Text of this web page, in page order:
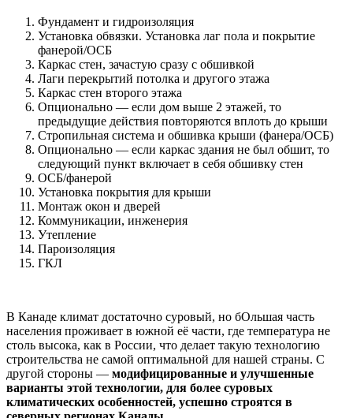
Фундамент и гидроизоляция
Установка обвязки. Установка лаг пола и покрытие
фанерой/ОСБ
Каркас стен, зачастую сразу с обшивкой
Лаги перекрытий потолка и другого этажа
Каркас стен второго этажа
Опционально — если дом выше 2 этажей, то
предыдущие действия повторяются вплоть до крыши
Стропильная система и обшивка крыши (фанера/ОСБ)
Опционально — если каркас здания не был обшит, то
следующий пункт включает в себя обшивку стен
ОСБ/фанерой
Установка покрытия для крыши
Монтаж окон и дверей
Коммуникации, инженерия
Утепление
Пароизоляция
ГКЛ
В Канаде климат достаточно суровый, но бОльшая часть
населения проживает в южной её части, где температура не
столь высока, как в России, что делает такую технологию
строительства не самой оптимальной для нашей страны. С
другой стороны — модифицированные и улучшенные
варианты этой технологии, для более суровых
климатических особенностей, успешно строятся в